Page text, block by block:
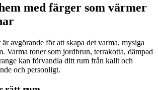
med färger som värmer
avgörande för att skapa det varma, mysiga
Varma toner som jordbrun, terrakotta, dämpad
kan förvandla ditt rum från kallt och
och personligt.